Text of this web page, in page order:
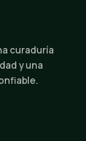
curaduría
y una